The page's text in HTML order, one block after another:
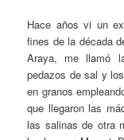
Hace años vi un
fines de la década
Araya, me llamó
pedazos de sal y
en granos
que llegaron las
las salinas de otra